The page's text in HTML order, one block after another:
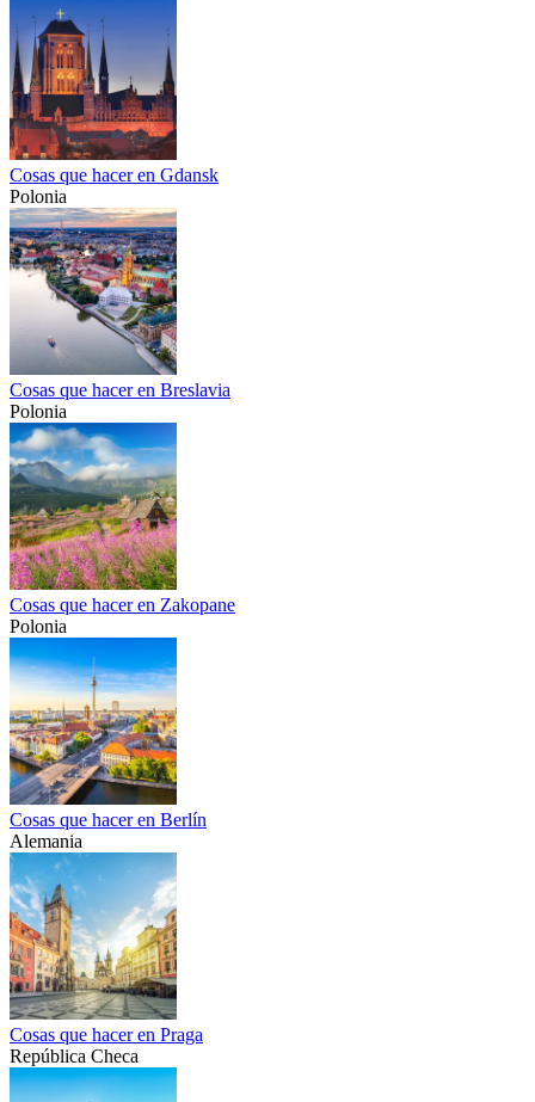
Cosas que hacer en Gdansk
Polonia
Cosas que hacer en Breslavia
Polonia
Cosas que hacer en Zakopane
Polonia
Cosas que hacer en Berlín
Alemania
Cosas que hacer en Praga
República Checa